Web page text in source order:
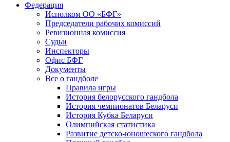
Федерация
Исполком ОО «БФГ»
Председатели рабочих комиссий
Ревизионная комиссия
Судьи
Инспекторы
Офис БФГ
Документы
Все о гандболе
Правила игры
История белорусского гандбола
История чемпионатов Беларуси
История Кубка Беларуси
Олимпийская статистика
Развитие детско-юношеского гандбола